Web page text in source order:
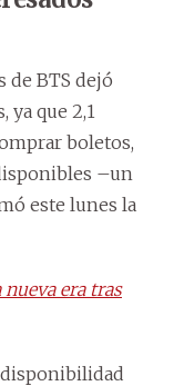
de BTS dejó
ya que 2,1
boletos,
–un
este lunes la
nueva era tras
disponibilidad